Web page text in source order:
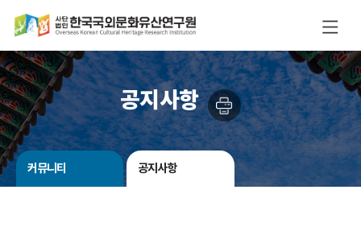
공지사항
커뮤니티 공지사항